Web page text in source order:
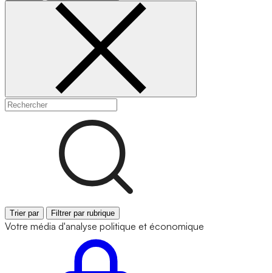
Trier par Filtrer par rubrique
Votre média d'analyse politique et économique